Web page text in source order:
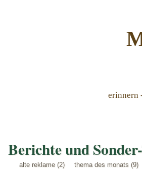
erinnern
Berichte und
alte reklame (2) thema des monats (9)